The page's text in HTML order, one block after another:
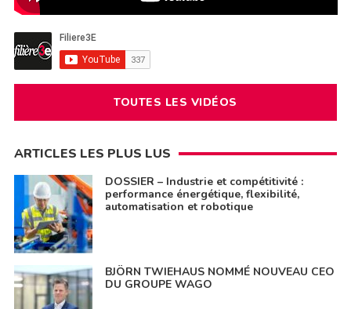
TOUTES LES VIDÉOS
ARTICLES LES PLUS LUS
DOSSIER – Industrie et compétitivité :
performance énergétique, flexibilité,
automatisation et robotique
BJÖRN TWIEHAUS NOMMÉ NOUVEAU CEO
DU GROUPE WAGO